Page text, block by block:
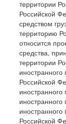
территории
Российской
средством
территорию
относится
средства,
территории
Российской
иностранного
иностранного
иностранного
Российской